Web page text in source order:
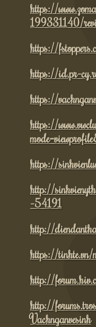
https://
199331140/
https://
https://id.pr-
https://
https://
https://
http://
-54191
http://
https://
http://
http://
Vachnganvesinh